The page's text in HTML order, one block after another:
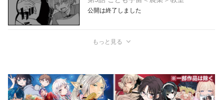
公開は終了しました
もっと見る